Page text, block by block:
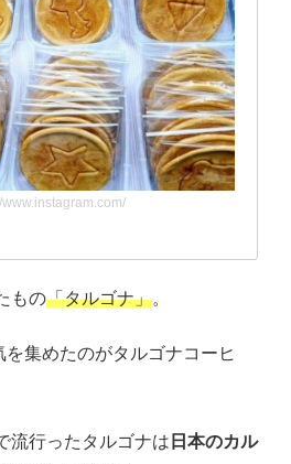
www.instagram.com/
もの「タルゴナ」。
集めたのがタルゴナコーヒ
流行ったタルゴナは 日本のカル